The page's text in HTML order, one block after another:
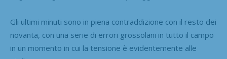
Gli ultimi minuti sono in piena contraddizione con il resto dei
novanta, con una serie di errori grossolani in tutto il campo
in un momento in cui la tensione è evidentemente alle